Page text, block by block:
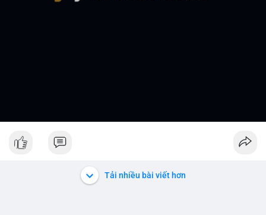
Tải nhiều bài viết hơn